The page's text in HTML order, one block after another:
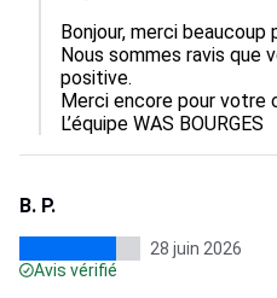
Bonjour, merci
Nous sommes ravis que
positive.
Merci encore pour votre
L’équipe WAS BOURGES
B. P.
28 juin 2026
Avis vérifié